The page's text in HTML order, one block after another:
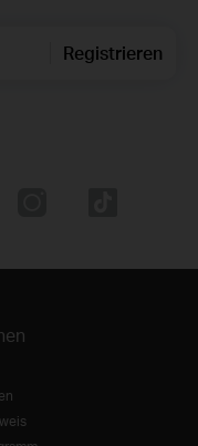
Registrieren